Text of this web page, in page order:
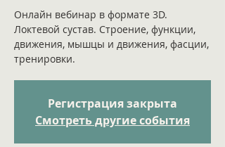
Онлайн вебинар в формате 3D.
Локтевой сустав. Строение, функции,
движения, мышцы и движения, фасции,
тренировки.
Регистрация закрыта
Смотреть другие события